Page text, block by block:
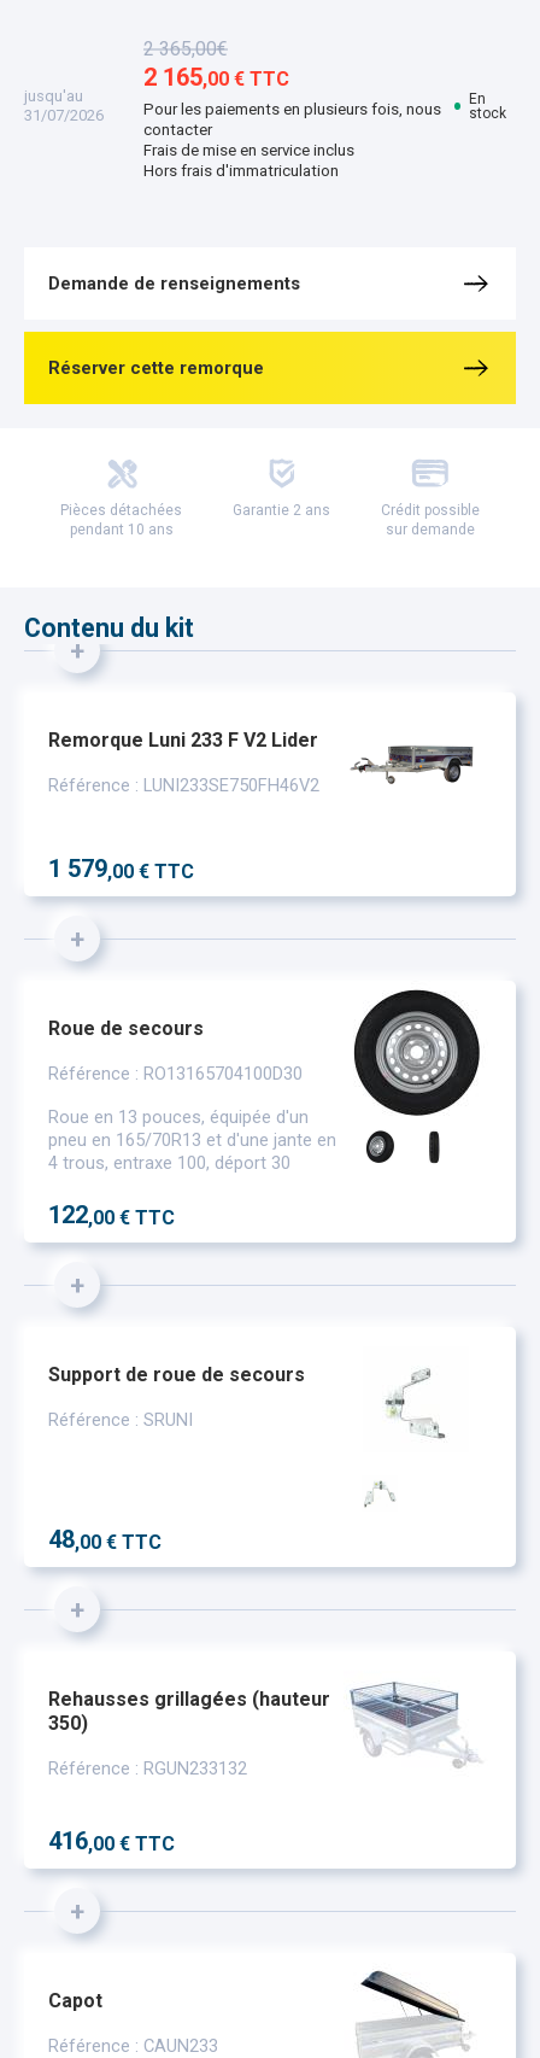
jusqu'au
31/07/2026
2 365,00€
2 165,00 € TTC
Pour les paiements en plusieurs fois, nous
contacter
Frais de mise en service inclus
Hors frais d'immatriculation
En
stock
Demande de renseignements
Réserver cette remorque
Pièces détachées
pendant 10 ans
Garantie 2 ans
Crédit possible
sur demande
Contenu du kit
+
Remorque Luni 233 F V2 Lider
Référence : LUNI233SE750FH46V2
1 579,00 € TTC
+
Roue de secours
Référence : RO13165704100D30
Roue en 13 pouces, équipée d'un
pneu en 165/70R13 et d'une jante en
4 trous, entraxe 100, déport 30
122,00 € TTC
+
Support de roue de secours
Référence : SRUNI
48,00 € TTC
+
Rehausses grillagées (hauteur
350)
Référence : RGUN233132
416,00 € TTC
+
Capot
Référence : CAUN233